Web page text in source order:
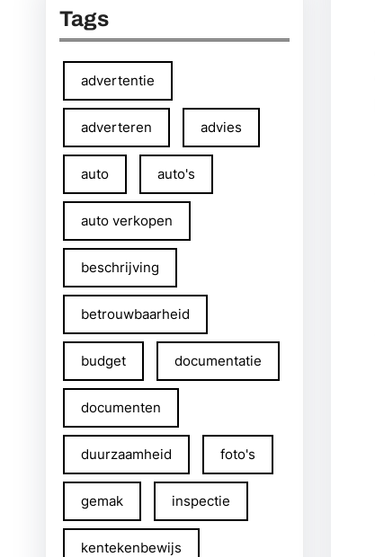
Tags
advertentie
adverteren advies
auto auto's
auto verkopen
beschrijving
betrouwbaarheid
budget documentatie
documenten
duurzaamheid foto's
gemak inspectie
kentekenbewijs